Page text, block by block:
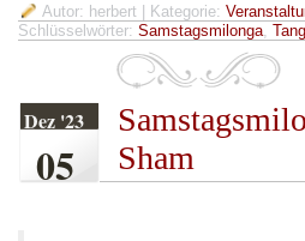
Autor: herbert | Kategorie:
Schlüsselwörter: Samstagsmilonga,
Dez '23
05
Sham